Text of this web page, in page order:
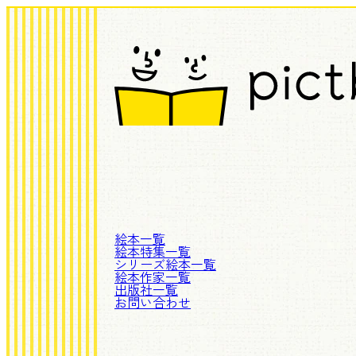
絵本一覧
絵本特集一覧
シリーズ絵本一覧
絵本作家一覧
出版社一覧
お問い合わせ